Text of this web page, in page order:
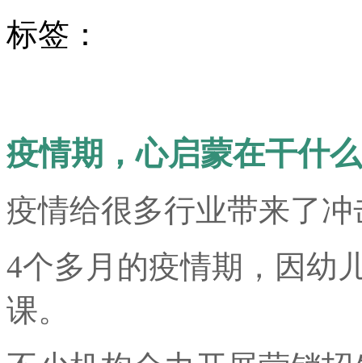
标签：
疫情期，心启蒙在干什么
疫情给很多行业带来了
4个多月的疫情期，因幼
课。